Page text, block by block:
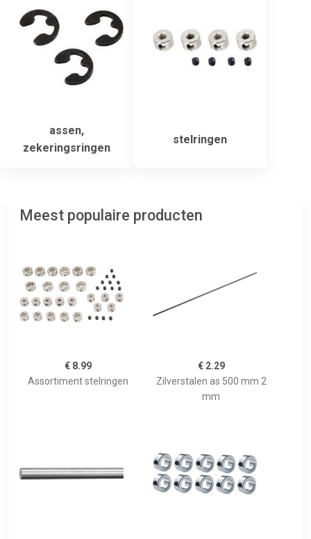
assen,
zekeringsringen
stelringen
Meest populaire producten
€ 8.99
Assortiment stelringen
€ 2.29
Zilverstalen as 500 mm 2
mm